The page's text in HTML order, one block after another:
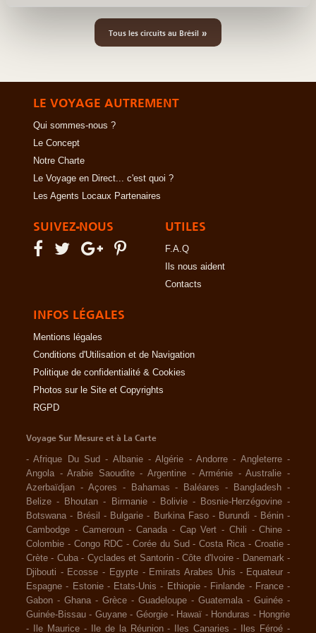
Tous les circuits au Brésil »
LE VOYAGE AUTREMENT
Qui sommes-nous ?
Le Concept
Notre Charte
Le Voyage en Direct... c'est quoi ?
Les Agents Locaux Partenaires
SUIVEZ-NOUS UTILES
F.A.Q
Ils nous aident
Contacts
INFOS LÉGALES
Mentions légales
Conditions d'Utilisation et de Navigation
Politique de confidentialité & Cookies
Photos sur le Site et Copyrights
RGPD
Voyage Sur Mesure et à La Carte
-Afrique Du Sud - Albanie -Algérie -Andorre - Angleterre -
Angola -Arabie Saoudite -Argentine -Arménie -Australie -
Azerbaïdjan - Açores - Bahamas - Baléares - Bangladesh -
Belize - Bhoutan - Birmanie - Bolivie - Bosnie-Herzégovine -
Botswana - Brésil - Bulgarie - Burkina Faso - Burundi - Bénin -
Cambodge - Cameroun - Canada - Cap Vert - Chili -Chine -
Colombie - Congo RDC - Corée du Sud -Costa Rica -Croatie -
Crète - Cuba - Cyclades et Santorin -Côte d'Ivoire - Danemark -
Djibouti - Ecosse - Egypte - Emirats Arabes Unis - Equateur -
Espagne - Estonie - Etats-Unis - Ethiopie - Finlande - France -
Gabon - Ghana - Grèce - Guadeloupe - Guatemala - Guinée -
Guinée-Bissau - Guyane - Géorgie - Hawaï - Honduras - Hongrie
-
Ile Maurice - Ile de la Réunion - Iles Canaries - Iles Féroé -